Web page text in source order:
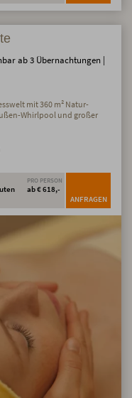
ab 3 Übernachtungen |
mit 360 m² Natur-
Whirlpool und großer
PRO PERSON
ab € 618,-
ANFRAGEN